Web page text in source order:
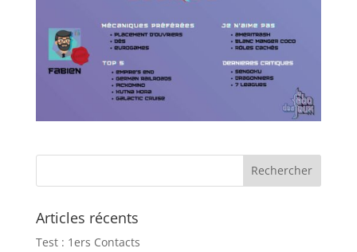
Articles récents
Test : 1ers Contacts